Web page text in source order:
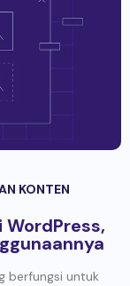
KONTEN
berfungsi untuk